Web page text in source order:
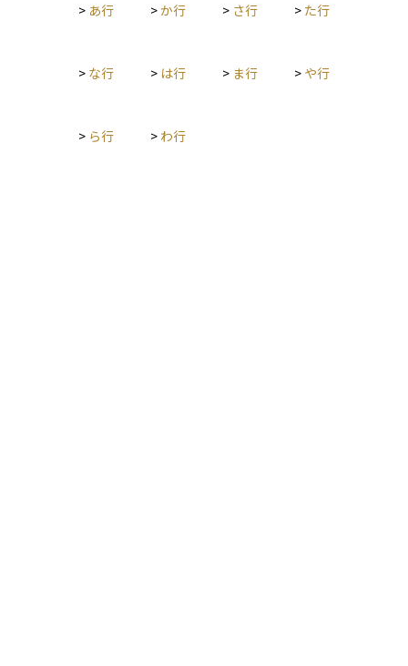
能性があります。 特にベンチャー企業では、投資家からの出資
> あ行 >か行 > さ行 > た行
> な行 > は行 > ま行 > や行
> ら行 > わ行